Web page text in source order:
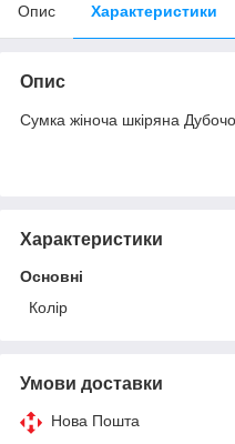
Опис Характеристики
Опис
Сумка жіноча шкіряна
Характеристики
Основні
Колір
Умови доставки
Нова Пошта